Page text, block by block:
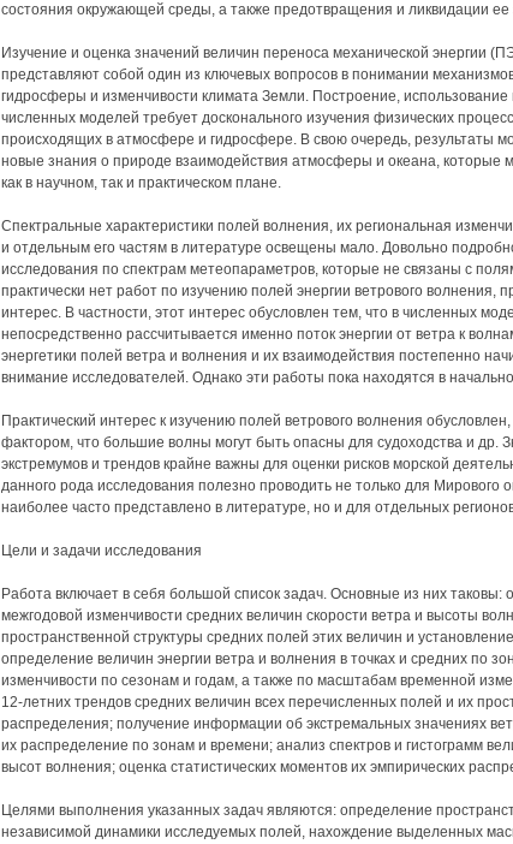
состояния окружающей среды, а также предотвращения и ликвидации ее
Изучение и оценка значений величин переноса механической энергии
представляют собой один из ключевых вопросов в понимании
гидросферы и изменчивости климата Земли. Построение,
численных моделей требует досконального изучения физических
происходящих в атмосфере и гидросфере. В свою очередь, результаты
новые знания о природе взаимодействия атмосферы и океана, которые
как в научном, так и практическом плане.
Спектральные характеристики полей волнения, их региональная
и отдельным его частям в литературе освещены мало. Довольно
исследования по спектрам метеопараметров, которые не связаны с
практически нет работ по изучению полей энергии ветрового волнения,
интерес. В частности, этот интерес обусловлен тем, что в численных
непосредственно рассчитывается именно поток энергии от ветра к
энергетики полей ветра и волнения и их взаимодействия постепенно
внимание исследователей. Однако эти работы пока находятся в
Практический интерес к изучению полей ветрового волнения
фактором, что большие волны могут быть опасны для судоходства и др.
экстремумов и трендов крайне важны для оценки рисков морской
данного рода исследования полезно проводить не только для Мирового
наиболее часто представлено в литературе, но и для отдельных
Цели и задачи исследования
Работа включает в себя большой список задач. Основные из них таковы:
межгодовой изменчивости средних величин скорости ветра и высоты
пространственной структуры средних полей этих величин и
определение величин энергии ветра и волнения в точках и средних по
изменчивости по сезонам и годам, а также по масштабам временной
12-летних трендов средних величин всех перечисленных полей и их
распределения; получение информации об экстремальных значениях
их распределение по зонам и времени; анализ спектров и гистограмм
высот волнения; оценка статистических моментов их эмпирических
Целями выполнения указанных задач являются: определение
независимой динамики исследуемых полей, нахождение выделенных